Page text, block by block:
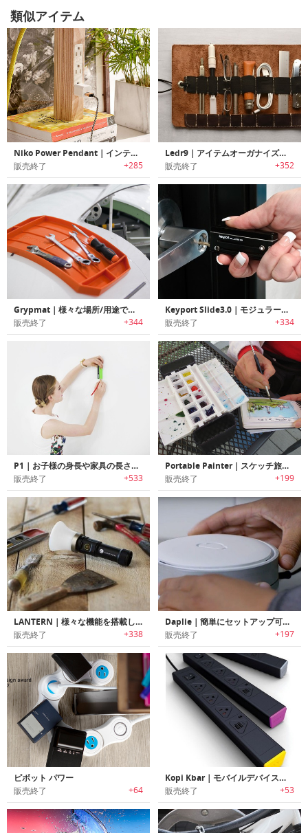
類似アイテム
Niko Power Pendant｜インテリアにもなじみやすい控えめデザインのウッド電源ペンダント
販売終了 +285
Ledr9｜アイテムオーガナイズに最適なフルグレインレザーツールロール「レダーナイン」
販売終了 +352
Grypmat｜様々な場所/用途で使用可能なノンスリップツールトレイ「グリップマット」
販売終了 +344
Keyport Slide3.0｜モジュラー式マルチキーツール「キーポートスライド3.0」
販売終了 +334
P1｜お子様の身長や家具の長さを瞬時に計測可能なレーザー式スマートメジャー「ピーワン」
販売終了 +533
Portable Painter｜スケッチ旅行に最適なポータブルパレットセット「ポータブルペインター」
販売終了 +199
LANTERN｜様々な機能を搭載したアウトドアや自転車でも利用可能なポータブルランタン
販売終了 +338
Daplie｜簡単にセットアップ可能な家庭用ホームサーバー「ダプリー」
販売終了 +197
ピボット パワー
販売終了 +64
Kopi Kbar｜モバイルデバイス電源タップ
販売終了 +53